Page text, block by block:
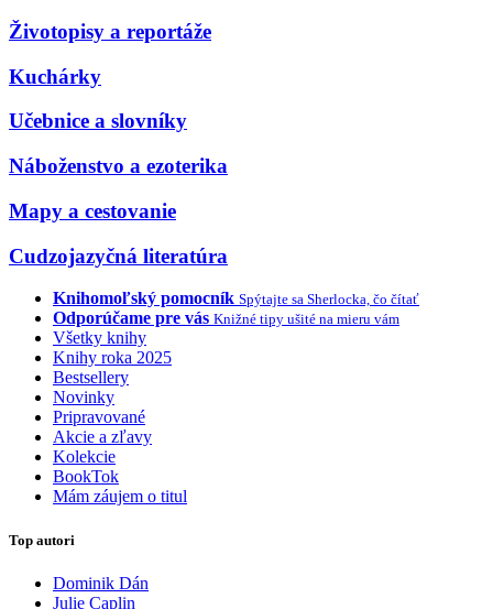
Životopisy a reportáže
Kuchárky
Učebnice a slovníky
Náboženstvo a ezoterika
Mapy a cestovanie
Cudzojazyčná literatúra
Knihomoľský pomocník Spýtajte sa Sherlocka, čo čítať
Odporúčame pre vás Knižné tipy ušité na mieru vám
Všetky knihy
Knihy roka 2025
Bestsellery
Novinky
Pripravované
Akcie a zľavy
Kolekcie
BookTok
Mám záujem o titul
Top autori
Dominik Dán
Julie Caplin